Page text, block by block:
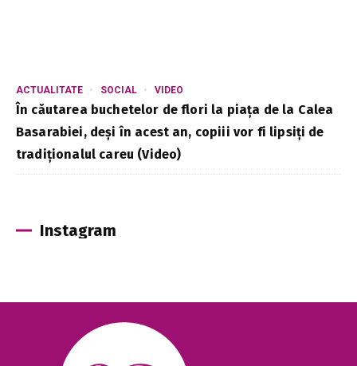
ACTUALITATE SOCIAL VIDEO
În căutarea buchetelor de flori la piața de la Calea
Basarabiei, deși în acest an, copiii vor fi lipsiți de
tradiționalul careu (Video)
Instagram